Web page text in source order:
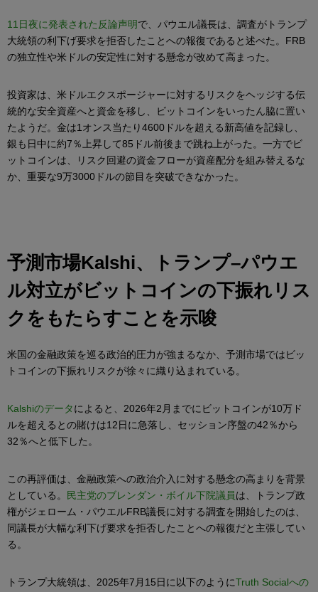
11日夜に発表された反論声明で、パウエル議長は、調査がトランプ
大統領の利下げ要求を拒否したことへの報復であると述べた。FRB
の独立性や米ドルの安定性に対する懸念が改めて高まった。
投資家は、米ドルエクスポージャーに対するリスクをヘッジする伝
統的な安全資産へと資金を移し、ビットコインをいったん脇に置い
たようだ。金は1オンス当たり4600ドルを超える新高値を記録し、
銀も日中に約7％上昇して85ドル前後まで跳ね上がった。一方でビ
ットコインは、リスク回避の資金フローが資産配分を組み替えるな
か、重要な9万3000ドルの節目を突破できなかった。
予測市場Kalshi、トランプ–パウエ
ル対立がビットコインの下振れリス
クをもたらすことを示唆
米国の金融政策を巡る政治的圧力が強まるなか、予測市場ではビッ
トコインの下振れリスクが徐々に織り込まれている。
Kalshiのデータによると、2026年2月までにビットコインが10万ド
ルを超えるとの賭けは12日に急落し、セッション序盤の42％から
32％へと低下した。
この再評価は、金融政策への政治介入に対する懸念の高まりを背景
としている。
民主党のブレンダン・ボイル下院議員は、トランプ政
権がジェローム・パウエルFRB議長に対する調査を開始したのは、
同議長が大幅な利下げ要求を拒否したことへの報復だと主張してい
る。
トランプ大統領は、2025年7月15日に以下のようにTruth Socialへの